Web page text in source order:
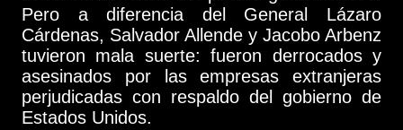
Pero a diferencia del General Lázaro
Cárdenas, Salvador Allende y Jacobo Arbenz
tuvieron mala suerte: fueron derrocados y
asesinados por las empresas extranjeras
perjudicadas con respaldo del gobierno de
Estados Unidos.